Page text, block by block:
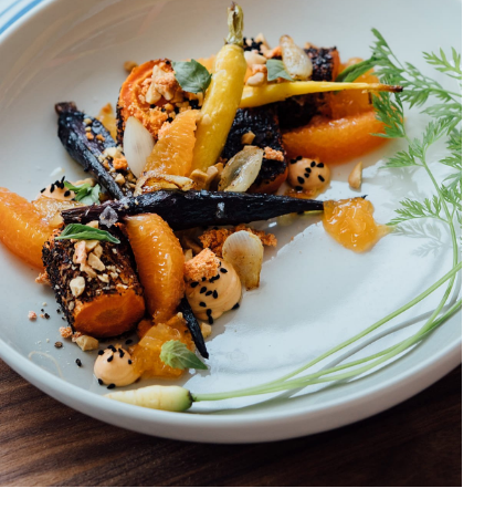
& Carrot Salad
HORS D'OEUVRES